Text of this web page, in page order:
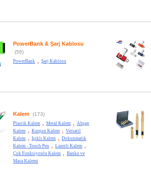
PowerBank & Şarj Kablosu
(56)
PowerBank ,Şarj Kablosu
Kalem (173)
Plastik Kalem ,Metal Kalem ,Ahşap
Kalem ,Kurşun Kalem ,Versatil
Kalem ,Işıklı Kalem ,Dokunmatik
Kalem - Touch Pen ,Lazerli Kalem ,
Çok Fonksiyonlu Kalem ,Banko ve
Masa Kalemi